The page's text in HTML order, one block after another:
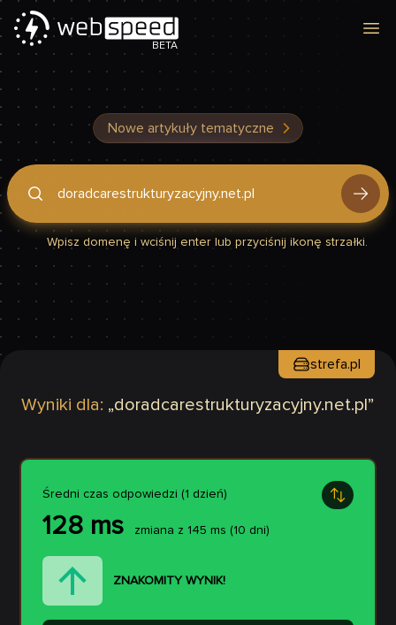
BETA
Nowe artykuły tematyczne
Podaj domenę, by sprawdzić, czy Twoja strona jest szybka
Wpisz domenę i wciśnij enter lub przyciśnij ikonę strzałki.
Wyniki dla: „doradcarestrukturyzacyjny.net.pl ”
strefa.pl
Średni czas odpowiedzi (1 dzień)
128 ms zmiana z 145 ms (10 dni)
ZNAKOMITY WYNIK!